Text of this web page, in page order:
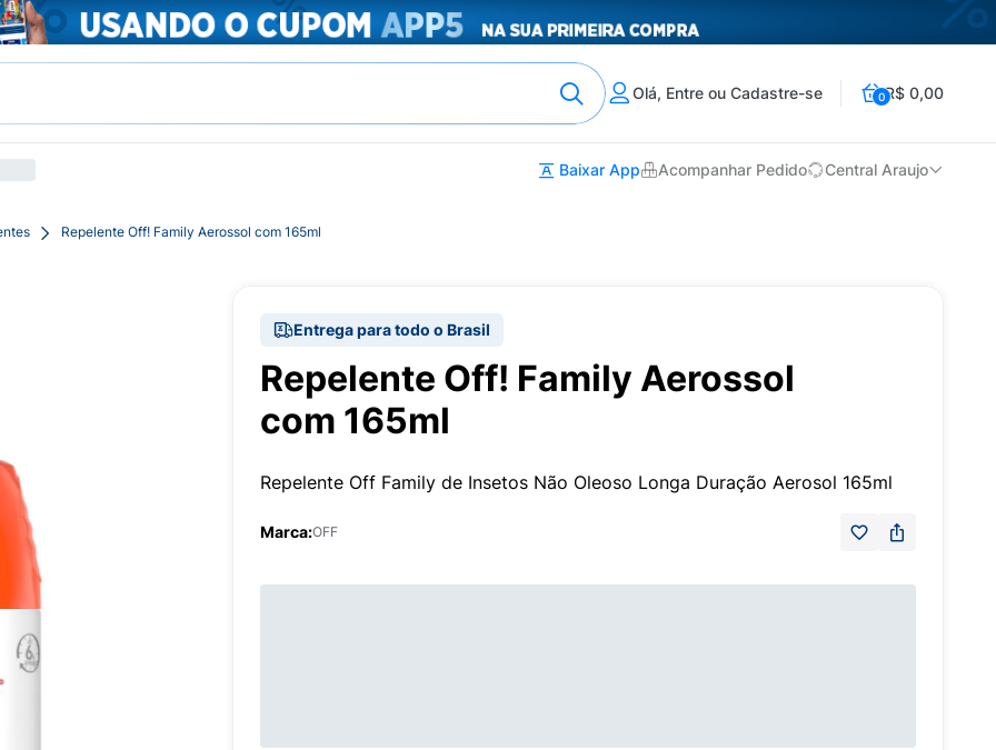
Olá, Entre ou Cadastre-se 0R$ 0,00
Baixar App Acompanhar Pedido Central Araujo
Repelente Off! Family Aerossol com 165ml
Entrega para todo o Brasil
Repelente Off! Family Aerossol
com 165ml
Repelente Off Family de Insetos Não Oleoso Longa Duração Aerosol 165ml
Marca:OFF